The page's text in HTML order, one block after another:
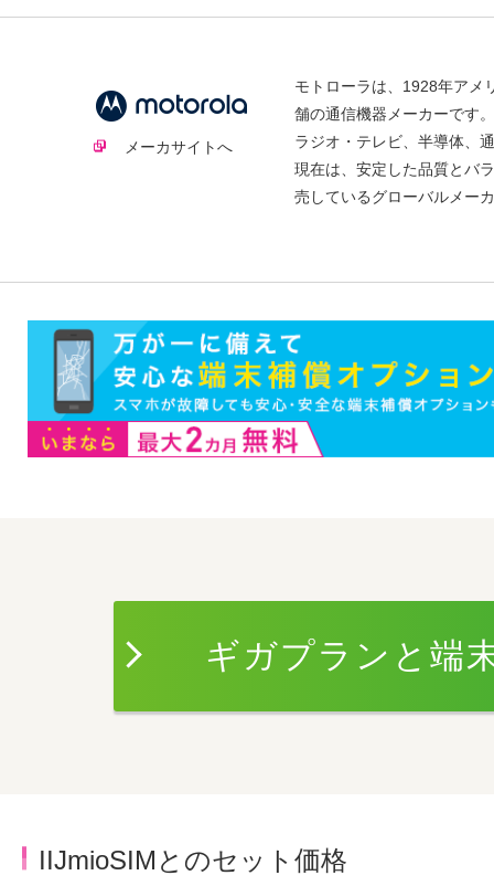
メーカサイトへ
モトローラは、1928年アメ
舗の通信機器メーカーです。
ラジオ・テレビ、半導体、
現在は、安定した品質とバ
売しているグローバルメー
ギガプランと端
IIJmioSIMとのセット価格